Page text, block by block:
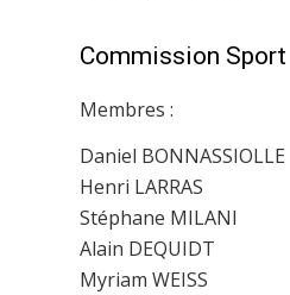
Commission Sport
Membres :
Daniel BONNASSIOLLE
Henri LARRAS
Stéphane MILANI
Alain DEQUIDT
Myriam WEISS